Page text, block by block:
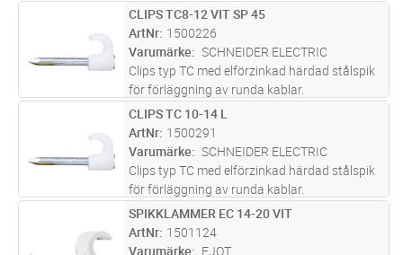
FP Lägg i kundvagn
CLIPS TC8-12 VIT SP 45
ArtNr 1500226
Varumärke
SCHNEIDER ELECTRIC
Clips typ TC med elförzinkad härdad stålspik
för förläggning av runda kablar.
FP Lägg i kundvagn
CLIPS TC 10-14 L
ArtNr 1500291
Varumärke
SCHNEIDER ELECTRIC
Clips typ TC med elförzinkad härdad stålspik
för förläggning av runda kablar.
FP Lägg i kundvagn
SPIKKLAMMER EC 14-20 VIT
ArtNr 1501124
Varumärke
EJOT